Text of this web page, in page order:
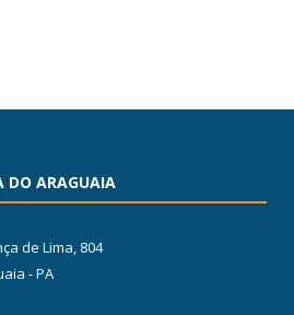
DO ARAGUAIA
de Lima, 804
- PA